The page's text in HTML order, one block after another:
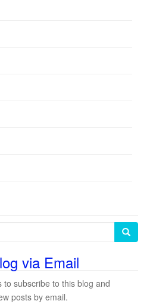
via Email
subscribe to this blog and
posts by email.